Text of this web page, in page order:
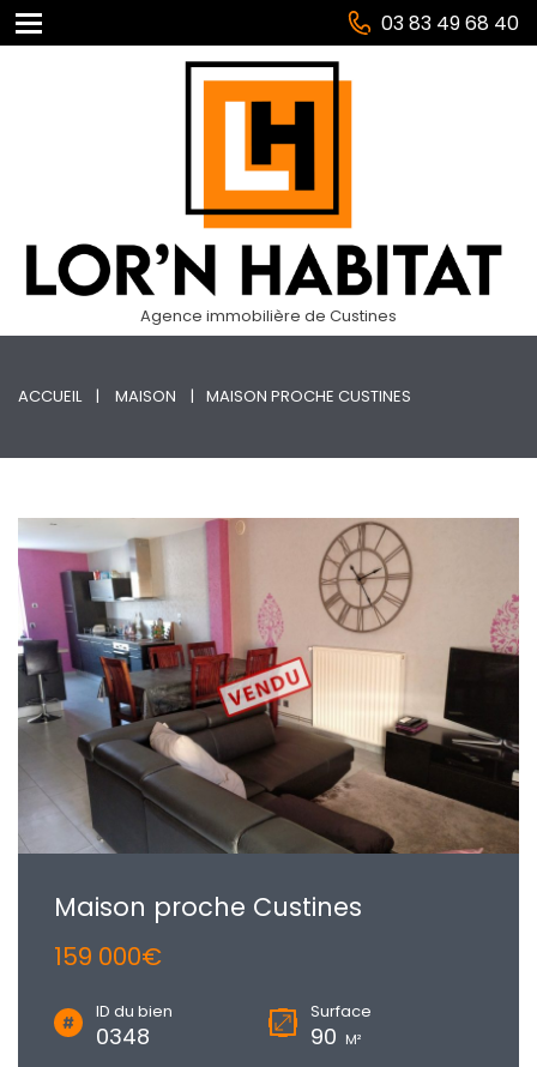
03 83 49 68 40
Agence immobilière de Custines
ACCUEIL MAISON MAISON PROCHE CUSTINES
Maison proche Custines
159 000€
ID du bien
0348
Surface
90 M²